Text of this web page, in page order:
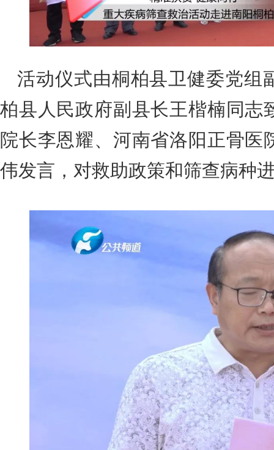
活动仪式由桐柏县卫健委党组
柏县人民政府副县长王楷楠同志
院长李恩耀、河南省洛阳正骨医
伟发言，对救助政策和筛查病种